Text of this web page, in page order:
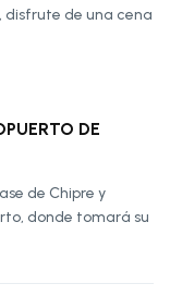
disfrute de una cena
DE
de Chipre y
donde tomará su